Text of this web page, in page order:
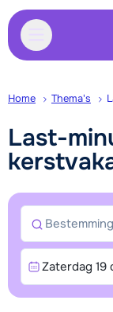
Home Thema's
Last-
Bestemming
Zaterdag 19